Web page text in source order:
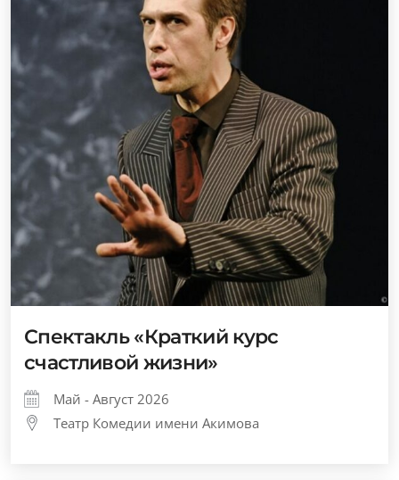
Спектакль «Краткий курс
счастливой жизни»
Май - Август 2026
Театр Комедии имени Акимова